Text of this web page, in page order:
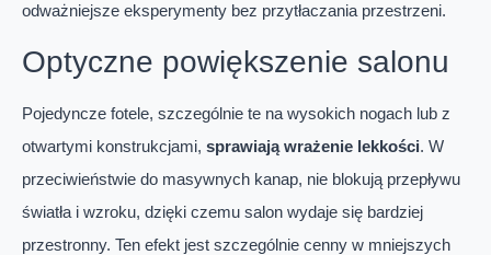
odważniejsze eksperymenty bez przytłaczania przestrzeni.
Optyczne powiększenie salonu
Pojedyncze fotele, szczególnie te na wysokich nogach lub z
otwartymi konstrukcjami, sprawiają wrażenie lekkości. W
przeciwieństwie do masywnych kanap, nie blokują przepływu
światła i wzroku, dzięki czemu salon wydaje się bardziej
przestronny. Ten efekt jest szczególnie cenny w mniejszych